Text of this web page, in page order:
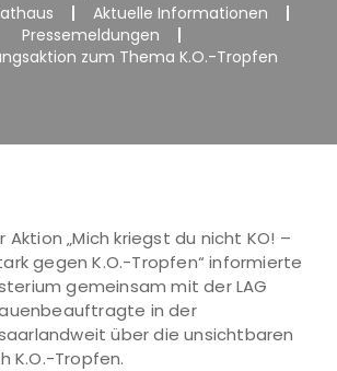
Aktuelle Informationen
Pressemeldungen
zum Thema K.O.-Tropfen
Aktion „Mich kriegst du nicht KO! –
gegen K.O.-Tropfen“ informierte
gemeinsam mit der LAG
in der
über die unsichtbaren
K.O.-Tropfen.